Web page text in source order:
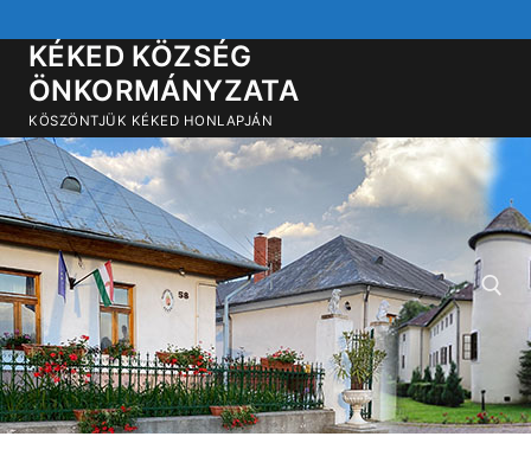
a
tartalomra
KÉKED KÖZSÉG
ÖNKORMÁNYZATA
KÖSZÖNTJÜK KÉKED HONLAPJÁN
Keresése: